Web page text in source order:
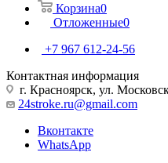
Корзина0
Отложенные0
+7 967 612-24-56
Контактная информация
г. Красноярск, ул.
24stroke.ru@gmail.com
Вконтакте
WhatsApp